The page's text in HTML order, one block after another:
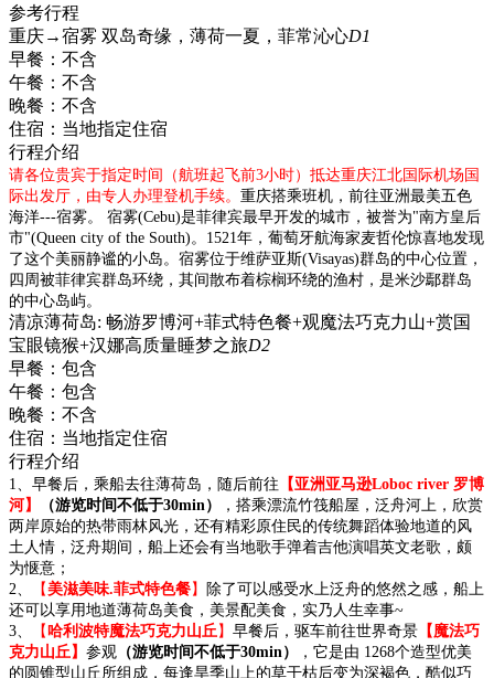
参考行程
重庆→宿雾 双岛奇缘，薄荷一夏，菲常沁心D1
早餐： 不含
午餐： 不含
晚餐： 不含
住宿： 当地指定住宿
行程介绍
请各位贵宾于指定时间（航班起飞前3小时）抵达重庆江北国际机场国
际出发厅，由专人办理登机手续。 重庆搭乘班机，前往亚洲最美五色
海洋---宿雾。 宿雾(Cebu)是菲律宾最早开发的城市，被誉为"南方皇后
市"(Queen city of the South)。1521年，葡萄牙航海家麦哲伦惊喜地发现
了这个美丽静谧的小岛。宿雾位于维萨亚斯(Visayas)群岛的中心位置，
四周被菲律宾群岛环绕，其间散布着棕榈环绕的渔村，是米沙鄢群岛
的中心岛屿。
清凉薄荷岛: 畅游罗博河+菲式特色餐+观魔法巧克力山+赏国
宝眼镜猴+汉娜高质量睡梦之旅D2
早餐： 包含
午餐： 包含
晚餐： 不含
住宿： 当地指定住宿
行程介绍
1、早餐后，乘船去往薄荷岛，随后前往 【亚洲 亚马逊Loboc river 罗博
河】
（游览时间不低于30min ）
，搭乘漂流竹筏船屋，泛舟河上，欣赏
两岸原始的热带雨林风光，还有精彩原住民的传统舞蹈体验地道的风
土人情，泛舟期间，船上还会有当地歌手弹着吉他演唱英文老歌，颇
为惬意；
2、
【美滋美味.菲式特色餐】
除了可以感受水上泛舟的悠然之感，船上
还可以享用地道薄荷岛美食，美景配美食，实乃人生幸事~
3、
【 哈利波特魔法巧克力山丘 】 早餐后，驱车前往世界奇景 【魔法巧
克力山丘】 参观 （游览时间不低于30min ）
，它是由 1268个造型优美
的圆锥型山丘所组成，每逢旱季山上的草干枯后变为深褐色，酷似巧